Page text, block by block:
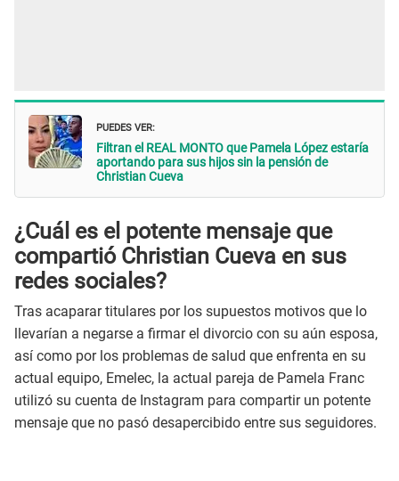
PUEDES VER:
Filtran el REAL MONTO que Pamela López estaría
aportando para sus hijos sin la pensión de
Christian Cueva
¿Cuál es el potente mensaje que
compartió Christian Cueva en sus
redes sociales?
Tras acaparar titulares por los supuestos motivos que lo
llevarían a negarse a firmar el divorcio con su aún esposa,
así como por los problemas de salud que enfrenta en su
actual equipo, Emelec, la actual pareja de Pamela Franc
utilizó su cuenta de Instagram para compartir un potente
mensaje que no pasó desapercibido entre sus seguidores.